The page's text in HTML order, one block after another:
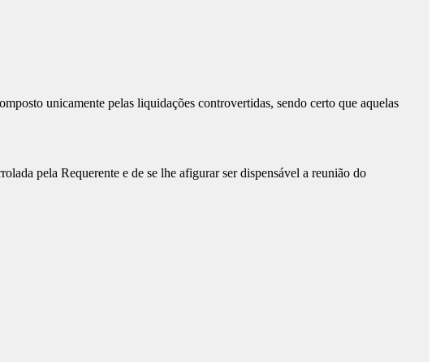
unicamente pelas liquidações controvertidas, sendo certo que aquelas
pela Requerente e de se lhe afigurar ser dispensável a reunião do